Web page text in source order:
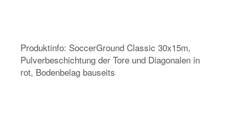
Produktinfo: SoccerGround Classic 30x15m,
Pulverbeschichtung der Tore und Diagonalen in
rot, Bodenbelag bauseits